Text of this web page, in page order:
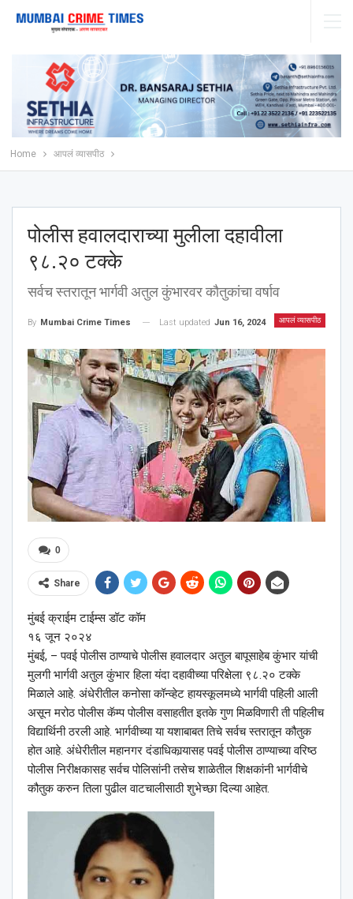
Home आपलं व्यासपीठ
पोलीस हवालदाराच्या मुलीला दहावीला
९८.२० टक्के
सर्वच स्तरातून भार्गवी अतुल कुंभारवर कौतुकांचा वर्षाव
आपलं व्यासपीठ
By Mumbai Crime Times Last updated Jun 16, 2024
0
Share
मुंबई क्राईम टाईम्स डॉट कॉम
१६ जून २०२४
मुंबई, – पवई पोलीस ठाण्याचे पोलीस हवालदार अतुल बापूसाहेब कुंभार यांची
मुलगी भार्गवी अतुल कुंभार हिला यंदा दहावीच्या परिक्षेला ९८.२० टक्के
मिळाले आहे. अंधेरीतील कनोसा कॉन्व्हेट हायस्कूलमध्ये भार्गवी पहिली आली
असून मरोठ पोलीस कॅम्प पोलीस वसाहतीत इतके गुण मिळविणारी ती पहिलीच
विद्यार्थिनी ठरली आहे. भार्गवीच्या या यशाबाबत तिचे सर्वच स्तरातून कौतुक
होत आहे. अंधेरीतील महानगर दंडाधिकार्‍यासह पवई पोलीस ठाण्याच्या वरिष्ठ
पोलीस निरीक्षकासह सर्वच पोलिसांनी तसेच शाळेतील शिक्षकांनी भार्गवीचे
कौतुक करुन तिला पुढील वाटचालीसाठी शुभेच्छा दिल्या आहेत.